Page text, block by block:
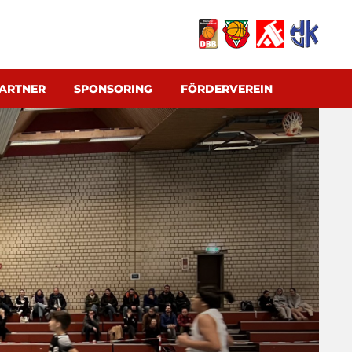
SPONSORING FÖRDERVEREIN